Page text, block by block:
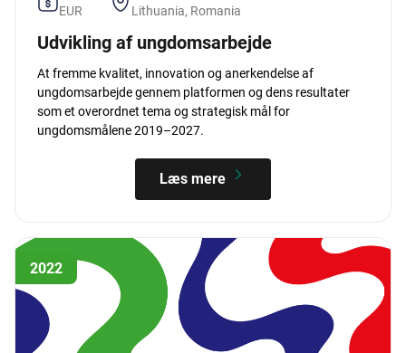
EUR
Lithuania, Romania
Udvikling af ungdomsarbejde
At fremme kvalitet, innovation og anerkendelse af
ungdomsarbejde gennem platformen og dens resultater
som et overordnet tema og strategisk mål for
ungdomsmålene 2019–2027.
Læs mere
2022